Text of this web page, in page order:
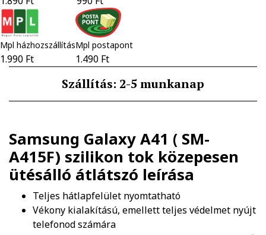
Mpl házhozszállítás
1.990 Ft
Mpl postapont
1.490 Ft
Szállítás: 2-5 munkanap
Samsung Galaxy A41 ( SM-
A415F) szilikon tok közepesen
ütésálló átlátszó leírása
Teljes hátlapfelület nyomtatható
Vékony kialakítású, emellett teljes védelmet nyújt
telefonod számára